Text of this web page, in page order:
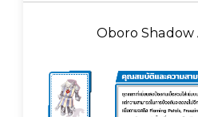
Oboro Shadow